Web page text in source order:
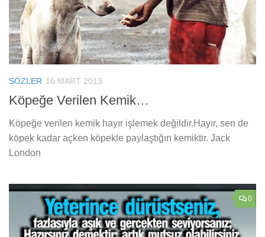
SÖZLER 16 MART 2013
Köpeğe Verilen Kemik…
Köpeğe verilen kemik hayır işlemek değildir.Hayır, sen de
köpek kadar açken köpekle paylaştığın kemiktir. Jack
London
0